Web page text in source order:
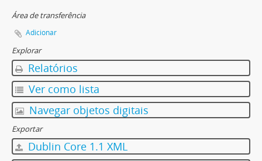
Área de transferência
Adicionar
Explorar
Relatórios
Ver como lista
Navegar objetos digitais
Exportar
Dublin Core 1.1 XML